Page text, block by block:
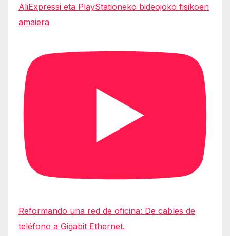
AliExpressi eta PlayStationeko bideojoko fisikoen
amaiera
Reformando una red de oficina: De cables de
teléfono a Gigabit Ethernet.